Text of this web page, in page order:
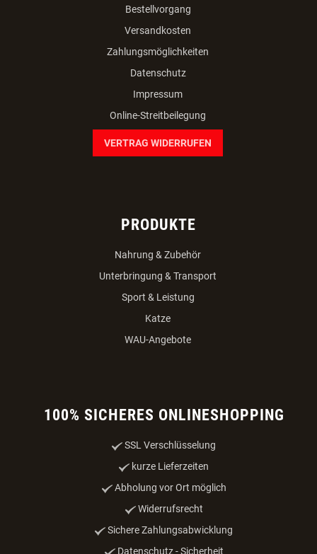
Bestellvorgang
Versandkosten
Zahlungsmöglichkeiten
Datenschutz
Impressum
Online-Streitbeilegung
VERTRAG WIDERRUFEN
PRODUKTE
Nahrung & Zubehör
Unterbringung & Transport
Sport & Leistung
Katze
WAU-Angebote
100% SICHERES ONLINESHOPPING
SSL Verschlüsselung
kurze Lieferzeiten
Abholung vor Ort möglich
Widerrufsrecht
Sichere Zahlungsabwicklung
Datenschutz - Sicherheit